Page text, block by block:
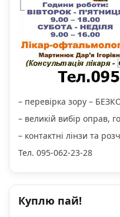
– перевірка зору –
– великій вибір оправ,
– контактні лінзи та
Тел. 095-062-23-28
Куплю пай!